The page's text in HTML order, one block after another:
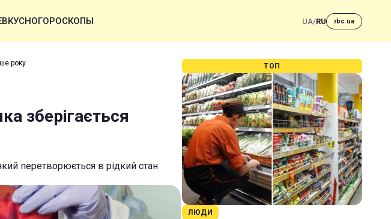
ВКУСНОГОРОСКОПЫ UA/RU rbc.ua
року
зберігається
перетворюється в рідкий стан
ТОП
ЛЮДИ